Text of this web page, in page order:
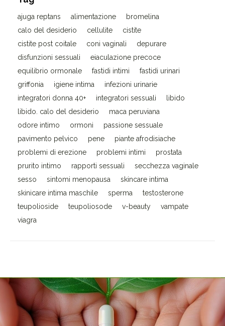
ajuga reptans alimentazione
bromelina
calo del desiderio
cellulite
cistite
cistite post coitale
coni vaginali
depurare
disfunzioni sessuali
eiaculazione precoce
equilibrio ormonale
fastidi intimi
fastidi urinari
griffonia
igiene intima
infezioni urinarie
integratori donna 40+
integratori sessuali
libido
libido. calo del desiderio
maca peruviana
odore intimo
ormoni
passione sessuale
pavimento pelvico
pene
piante afrodisiache
problemi di erezione
problemi intimi
prostata
prurito intimo
rapporti sessuali
secchezza vaginale
sesso
sintomi menopausa
skincare intima
skinicare intima maschile
sperma
testosterone
teupolioside
teupoliosode v-beauty
vampate
viagra